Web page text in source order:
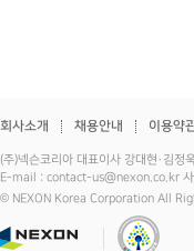
회사소개 채용안내 이용약
(주)넥슨코리아 대표이사 강대현·
E-mail : contact-us@nexon.co.kr
© NEXON Korea Corporation All